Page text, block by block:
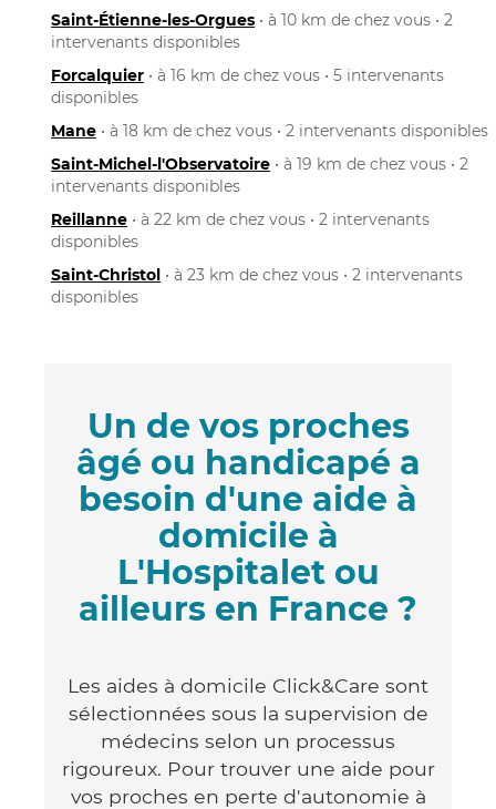
Saint-Étienne-les-Orgues • à 10 km de chez vous • 2
intervenants disponibles
Forcalquier • à 16 km de chez vous • 5 intervenants
disponibles
Mane • à 18 km de chez vous • 2 intervenants disponibles
Saint-Michel-l'Observatoire • à 19 km de chez vous • 2
intervenants disponibles
Reillanne • à 22 km de chez vous • 2 intervenants
disponibles
Saint-Christol • à 23 km de chez vous • 2 intervenants
disponibles
Un de vos proches
âgé ou handicapé a
besoin d'une aide à
domicile à
L'Hospitalet ou
ailleurs en France ?
Les aides à domicile Click&Care sont
sélectionnées sous la supervision de
médecins selon un processus
rigoureux. Pour trouver une aide pour
vos proches en perte d'autonomie à